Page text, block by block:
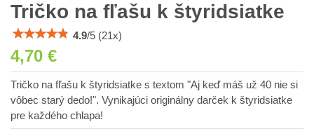
Tričko na fľašu k štyridsiatke
4.9/5 (21 x)
4,70 €
Tričko na fľašu k štyridsiatke s textom "Aj keď máš už 40 nie si
vôbec starý dedo!". Vynikajúci originálny darček k štyridsiatke
pre každého chlapa!